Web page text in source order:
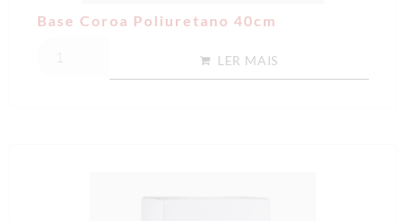
Base Coroa Poliuretano 40cm
LER MAIS